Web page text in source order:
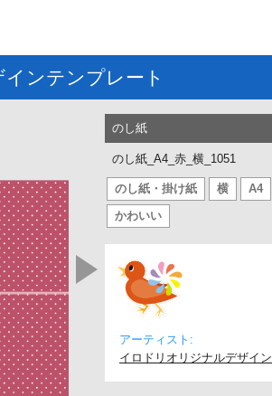
ンテンプレート
のし紙
のし紙_A4_赤_横_1051
のし紙・掛け紙 横 A4
かわいい
アーティスト:
イロドリオリジナルデザイン